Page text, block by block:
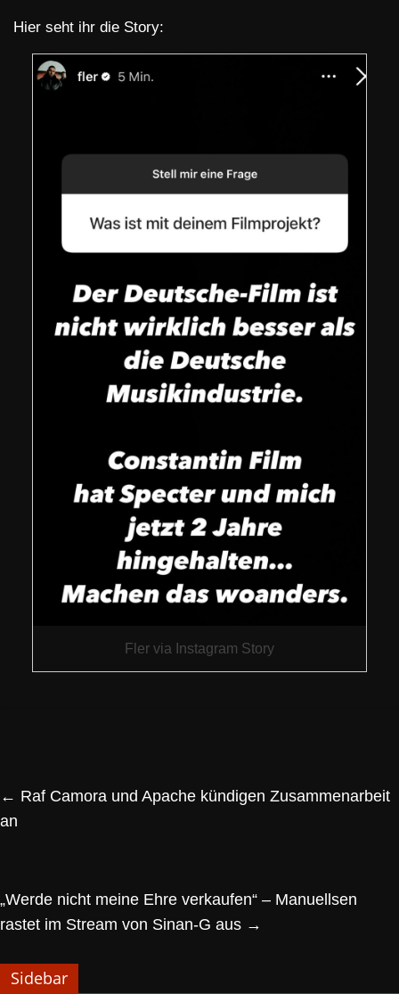
Hier seht ihr die Story:
Fler via Instagram Story
← Raf Camora und Apache kündigen Zusammenarbeit
an
„Werde nicht meine Ehre verkaufen“ – Manuellsen
rastet im Stream von Sinan-G aus →
Sidebar